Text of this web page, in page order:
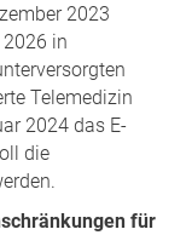
2023
in
Telemedizin
2024 das E-
die
für